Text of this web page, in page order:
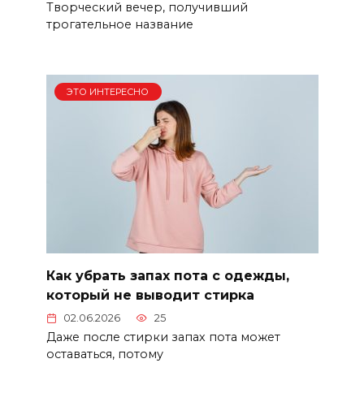
Творческий вечер, получивший
трогательное название
ЭТО ИНТЕРЕСНО
Как убрать запах пота с одежды,
который не выводит стирка
02.06.2026 25
Даже после стирки запах пота может
оставаться, потому